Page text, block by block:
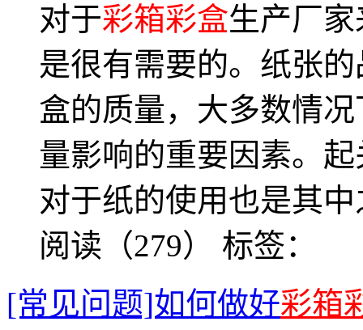
对于彩箱彩盒生产厂
是很有需要的。纸张
盒的质量，大多数情
量影响的重要因素。
对于纸的使用也是其
阅读（279） 标签：
[常见问题]如何做好彩箱